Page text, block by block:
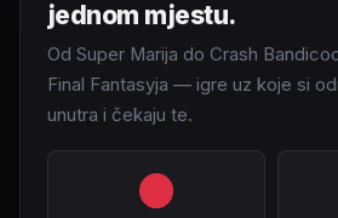
jednom mjestu.
Od Super Marija do Crash
Final Fantasyja — igre uz koje si
unutra i čekaju te.